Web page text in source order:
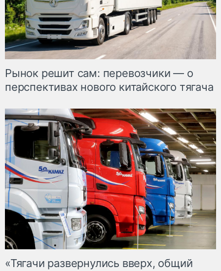
Рынок решит сам: перевозчики — о
перспективах нового китайского тягача
«Тягачи развернулись вверх, общий